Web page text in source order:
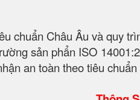
chuẩn Châu Âu và quy
sản phẩn ISO
an toàn theo tiêu